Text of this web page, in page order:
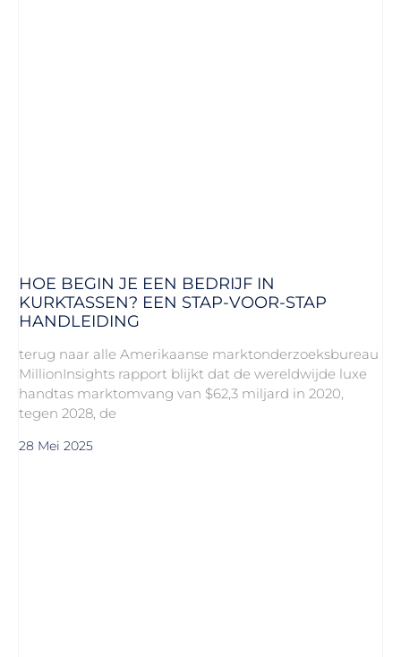
HOE BEGIN JE EEN BEDRIJF IN
KURKTASSEN? EEN STAP-VOOR-STAP
HANDLEIDING
terug naar alle Amerikaanse marktonderzoeksbureau
MillionInsights rapport blijkt dat de wereldwijde luxe
handtas marktomvang van $62,3 miljard in 2020,
tegen 2028, de
28 Mei 2025